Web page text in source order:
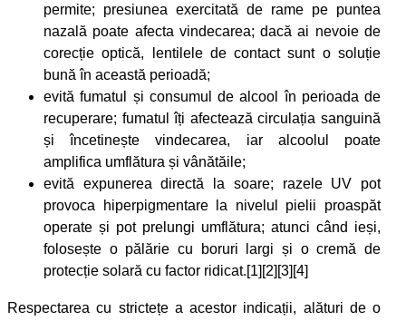
permite; presiunea exercitată de rame pe puntea
nazală poate afecta vindecarea; dacă ai nevoie de
corecție optică, lentilele de contact sunt o soluție
bună în această perioadă;
evită fumatul și consumul de alcool în perioada de
recuperare; fumatul îți afectează circulația sanguină
și încetinește vindecarea, iar alcoolul poate
amplifica umflătura și vânătăile;
evită expunerea directă la soare; razele UV pot
provoca hiperpigmentare la nivelul pielii proaspăt
operate și pot prelungi umflătura; atunci când ieși,
folosește o pălărie cu boruri largi și o cremă de
protecție solară cu factor ridicat.[1][2][3][4]
Respectarea cu strictețe a acestor indicații, alături de o